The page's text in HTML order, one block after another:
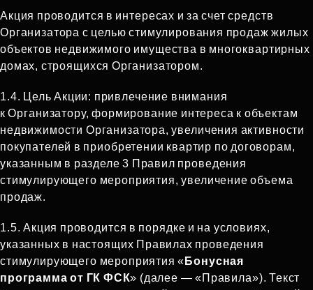
Акция проводится в интересах и за счет средств
Организатора с целью стимулирования продаж жилых
объектов недвижимого имущества в многоквартирных
домах, строящихся Организатором.
1.4. Цель Акции: привлечение внимания
к Организатору, формирование интереса к объектам
недвижимости Организатора, увеличения активности
покупателей в приобретении квартир по договорам,
указанным в разделе 3 Правил проведения
стимулирующего мероприятия, увеличение объема
продаж.
1.5. Акция проводится в порядке и на условиях,
указанных в настоящих Правилах проведения
стимулирующего мероприятия « Бонусная
программа от ГК ФСК» (далее — «Правила»). Текст